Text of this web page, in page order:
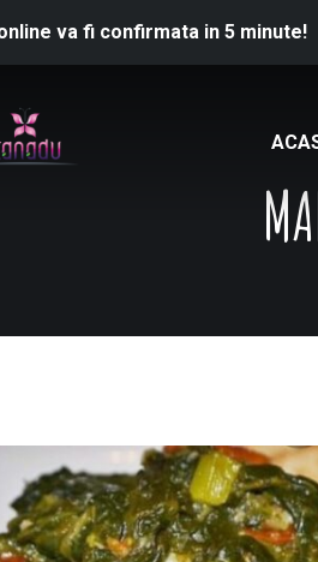
va fi confirmata in 5 minute!